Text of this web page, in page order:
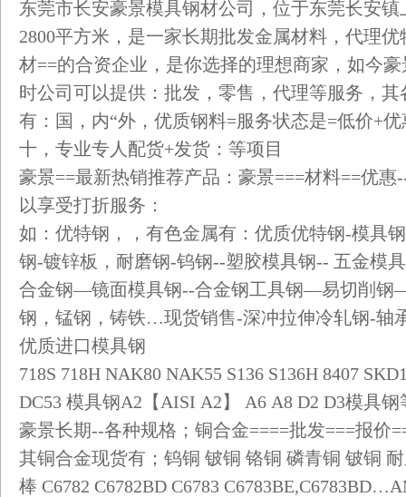
东莞市长安豪景模具钢材公司，位于东莞长安
2800平方米，是一家长期批发金属材料，代理
材==的合资企业，是你选择的理想商家，如今
时公司可以提供：批发，零售，代理等服务，
有：国，内“外，优质钢料=服务状态是=低价+
十，专业专人配货+发货：等项目
豪景==最新热销推荐产品：豪景===材料==优
以享受打折服务：
如：优特钢，，有色金属有：优质优特钢-模具
钢-镀锌板，耐磨钢-钨钢--塑胶模具钢-- 五金模
合金钢—镜面模具钢--合金钢工具钢—易切削钢
钢，锰钢，铸铁…现货销售-深冲拉伸冷轧钢-轴
优质进口模具钢
718S 718H NAK80 NAK55 S136 S136H 8407
DC53 模具钢A2【AISI A2】 A6 A8 D2 D3模具钢
豪景长期--各种规格；铜合金====批发===报价
其铜合金现货有；钨铜 铍铜 铬铜 磷青铜 铍铜
棒 C6782 C6782BD C6783